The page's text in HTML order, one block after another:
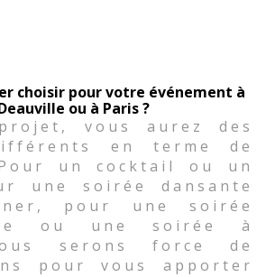
choisir pour votre événement à
ou à Paris ?
vous aurez des
en terme de
un cocktail ou un
une soirée dansante
pour une soirée
ou une soirée à
serons force de
pour vous apporter